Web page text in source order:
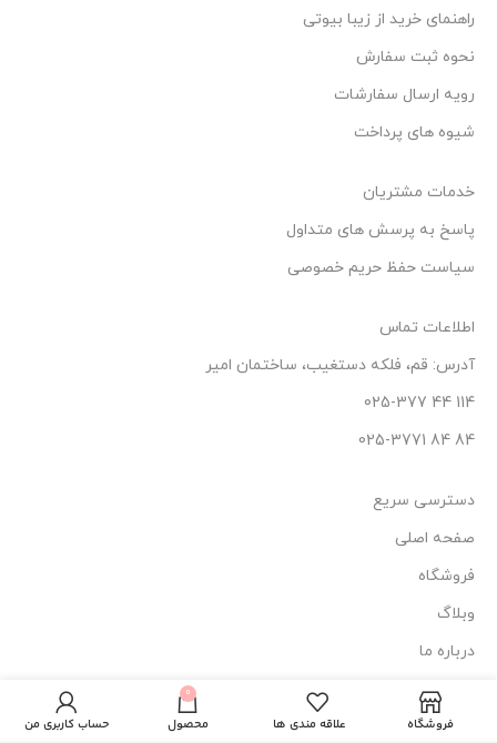
راهنمای خرید از زیبا بیوتی
نحوه ثبت سفارش
رویه ارسال سفارشات
شیوه های پرداخت
خدمات مشتریان
پاسخ به پرسش های متداول
سیاست حفظ حریم خصوصی
اطلاعات تماس
آدرس: قم، فلکه دستغیب، ساختمان امیر
114 44 025-377
84 84 025-3771
دسترسی سریع
صفحه اصلی
فروشگاه
وبلاگ
درباره ما
تماس با ما
540.000 ناموجود
فروشگاه علاقه مندی ها
0
محصول حساب کاربری من